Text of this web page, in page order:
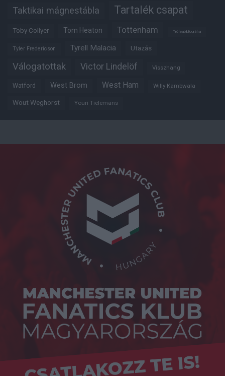
Taktikai mágnestábla Tartalék csapat
Toby Collyer Tom Heaton Tottenham Trófeabibliográfia
Tyler Fredericson Tyrell Malacia Utazás
Válogatottak Victor Lindelöf Visszhang
Watford West Brom West Ham Willy Kambwala
Wout Weghorst Youri Tielemans